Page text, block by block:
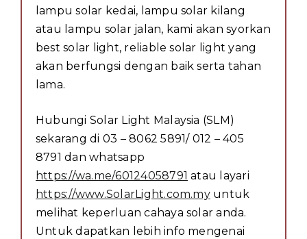
lampu solar kedai, lampu solar kilang
atau lampu solar jalan, kami akan syorkan
best solar light, reliable solar light yang
akan berfungsi dengan baik serta tahan
lama.
Hubungi Solar Light Malaysia (SLM)
sekarang di 03 – 8062 5891/ 012 – 405
8791 dan whatsapp
https://wa.me/60124058791 atau layari
https://www.SolarLight.com.myuntuk
melihat keperluan cahaya solar anda.
Untuk dapatkan lebih info mengenai